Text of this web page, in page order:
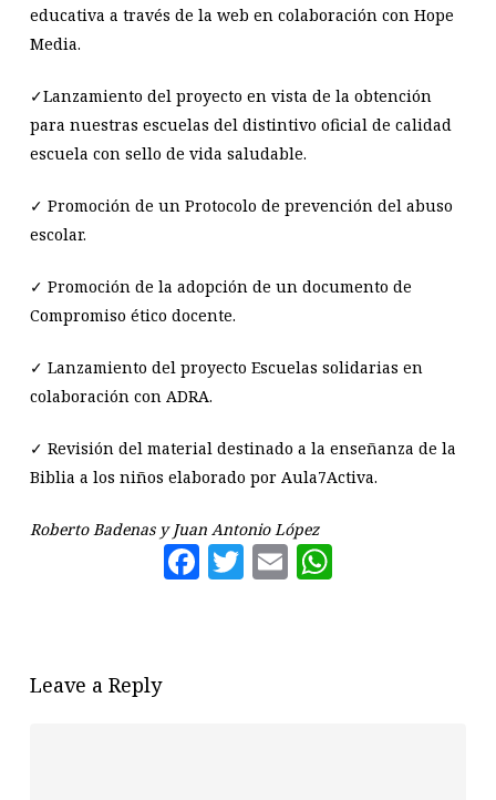
educativa a través de la web en colaboración con Hope
Media.
✓Lanzamiento del proyecto en vista de la obtención
para nuestras escuelas del distintivo oficial de calidad
escuela con sello de vida saludable.
✓ Promoción de un Protocolo de prevención del abuso
escolar.
✓ Promoción de la adopción de un documento de
Compromiso ético docente.
✓ Lanzamiento del proyecto Escuelas solidarias en
colaboración con ADRA.
✓ Revisión del material destinado a la enseñanza de la
Biblia a los niños elaborado por Aula7Activa.
Roberto Badenas y Juan Antonio López
Facebook
Twitter
Email
Leave a Reply